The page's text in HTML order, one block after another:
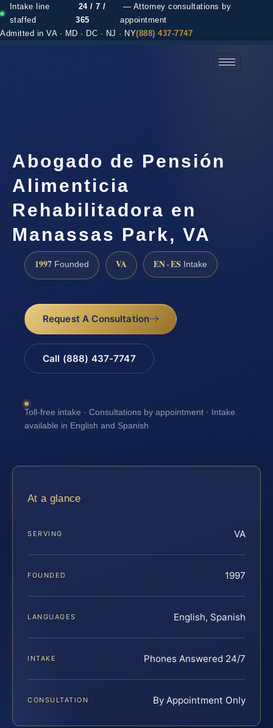
Intake line
staffed
24 / 7 /
365
— Attorney consultations by
appointment
Admitted in VA · MD · DC · NJ · NY(888) 437-7747
Abogado de Pensión
Alimenticia
Rehabilitadora en
Manassas Park, VA
1997 Founded VA EN · ES Intake
Request A Consultation
Call (888) 437-7747
Toll-free intake · Consultations by appointment · Intake
available in English and Spanish
At a glance
SERVING VA
FOUNDED 1997
LANGUAGES English, Spanish
INTAKE Phones Answered 24/7
CONSULTATION By Appointment Only